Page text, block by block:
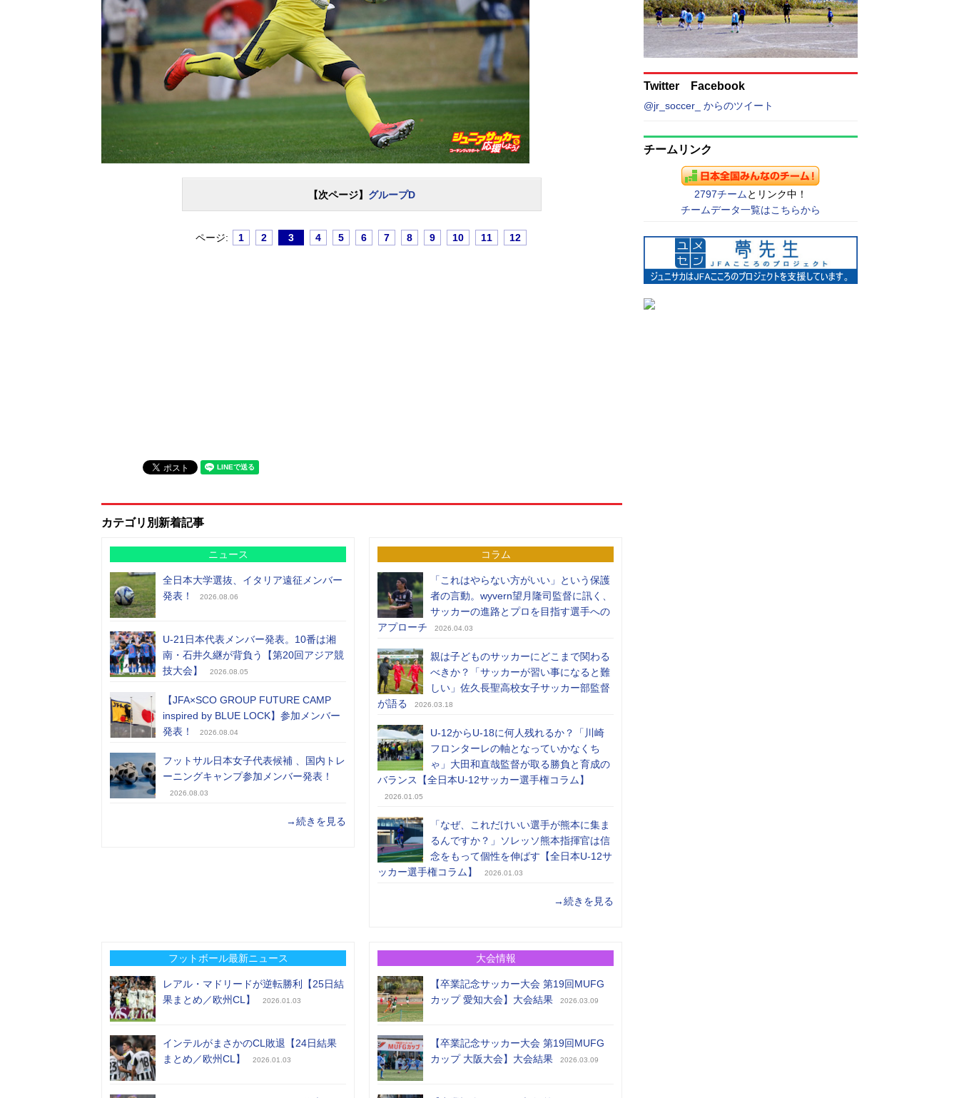
【次ページ】 グループD
ページ: 1 2 3 4 5 6 7 8 9 10 11 12
カテゴリ別新着記事
ニュース
全日本大学選抜、イタリア遠征メンバー
発表！
2026.08.06
U-21日本代表メンバー発表。10番は湘
南・石井久継が背負う【第20回アジア競
技大会】
2026.08.05
【JFA×SCO GROUP FUTURE CAMP
inspired by BLUE LOCK】参加メンバー
発表！
2026.08.04
フットサル日本女子代表候補 、国内トレ
ーニングキャンプ参加メンバー発表！
2026.08.03
→続きを見る
コラム
「これはやらない方がいい」という保護
者の言動。wyvern望月隆司監督に訊く、
サッカーの進路とプロを目指す選手への
アプローチ
2026.04.03
親は子どものサッカーにどこまで関わる
べきか？「サッカーが習い事になると難
しい」佐久長聖高校女子サッカー部監督
が語る
2026.03.18
U-12からU-18に何人残れるか？「川崎
フロンターレの軸となっていかなくち
ゃ」大田和直哉監督が取る勝負と育成の
バランス【全日本U-12サッカー選手権コラム】
2026.01.05
「なぜ、これだけいい選手が熊本に集ま
るんですか？」ソレッソ熊本指揮官は信
念をもって個性を伸ばす【全日本U-12サ
ッカー選手権コラム】
2026.01.03
→続きを見る
フットボール最新ニュース
レアル・マドリードが逆転勝利【25日結
果まとめ／欧州CL】
2026.01.03
インテルがまさかのCL敗退【24日結果
まとめ／欧州CL】
2026.01.03
大会情報
【卒業記念サッカー大会 第19回MUFG
カップ 愛知大会】大会結果
2026.03.09
【卒業記念サッカー大会 第19回MUFG
カップ 大阪大会】大会結果
2026.03.09
Twitter Facebook
@jr_soccer_ からのツイート
チームリンク
2797チーム とリンク中！
チームデータ一覧はこちらから